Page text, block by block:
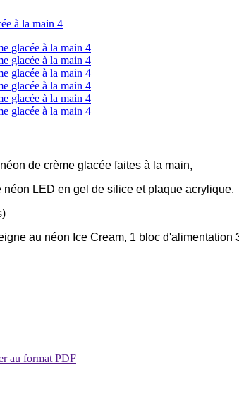
de crème glacée faites à la main,
LED en gel de silice et plaque acrylique.
au néon Ice Cream, 1 bloc
au format PDF